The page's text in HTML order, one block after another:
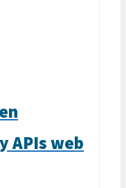
APIs web